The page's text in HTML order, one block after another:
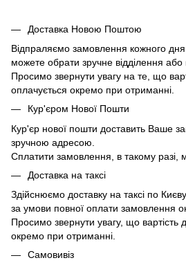
Доставка Новою Поштою
Відпраляємо замовлення кожного
можете обрати зручне відділення
Просимо звернути увагу на те, що
оплачується окремо при отриманні.
Кур'єром Нової Пошти
Кур'єр нової пошти доставить Ваше
зручною адресою.
Сплатити замовлення, в такому разі,
Доставка на таксі
Здійснюємо доставку на таксі по
за умови повної оплати замовлення
Просимо звернути увагу, що вартість
окремо при отриманні.
Самовивіз